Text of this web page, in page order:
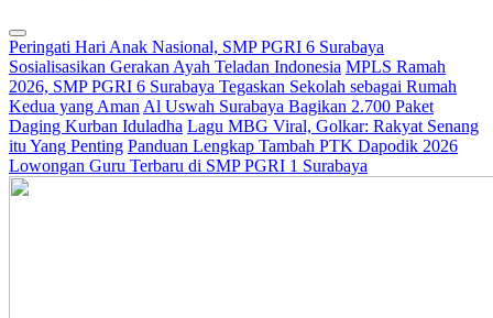
Peringati Hari Anak Nasional, SMP PGRI 6 Surabaya
Sosialisasikan Gerakan Ayah Teladan Indonesia MPLS Ramah
2026, SMP PGRI 6 Surabaya Tegaskan Sekolah sebagai Rumah
Kedua yang Aman Al Uswah Surabaya Bagikan 2.700 Paket
Daging Kurban Iduladha Lagu MBG Viral, Golkar: Rakyat Senang
itu Yang Penting Panduan Lengkap Tambah PTK Dapodik 2026
Lowongan Guru Terbaru di SMP PGRI 1 Surabaya